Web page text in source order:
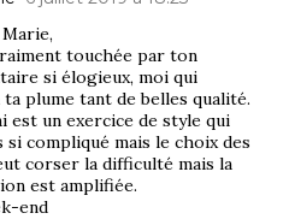
touchée par ton
si élogieux, moi qui
plume tant de belles qualité.
est un exercice de style qui
si compliqué mais le choix des
corser la difficulté mais la
est amplifiée.
end